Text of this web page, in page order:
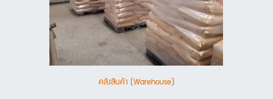
คลังสินค้า (Warehouse)